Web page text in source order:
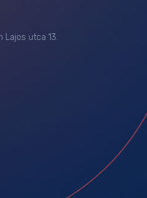
Lajos utca 13.